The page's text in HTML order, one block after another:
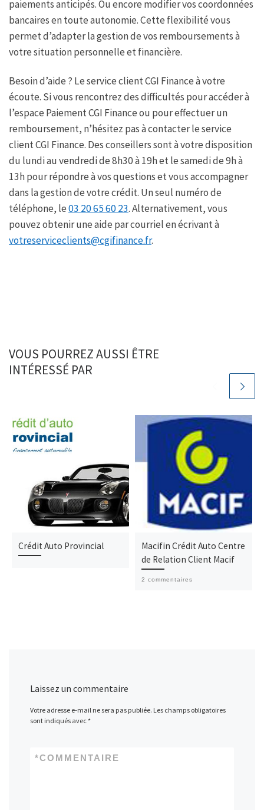
paiements anticipés. Ou encore modifier vos coordonnées
bancaires en toute autonomie. Cette flexibilité vous
permet d’adapter la gestion de vos remboursements à
votre situation personnelle et financière.
Besoin d’aide ? Le service client CGI Finance à votre
écoute. Si vous rencontrez des difficultés pour accéder à
l’espace Paiement CGI Finance ou pour effectuer un
remboursement, n’hésitez pas à contacter le service
client CGI Finance. Des conseillers sont à votre disposition
du lundi au vendredi de 8h30 à 19h et le samedi de 9h à
13h pour répondre à vos questions et vous accompagner
dans la gestion de votre crédit. Un seul numéro de
téléphone, le03 20 65 60 23. Alternativement, vous
pouvez obtenir une aide par courriel en écrivant à
votreserviceclients@cgifinance.fr.
VOUS POURREZ AUSSI ÊTRE
INTÉRESSÉ PAR
Crédit Auto Provincial
Macifin Crédit Auto Centre
de Relation Client Macif
2 commentaires
Laissez un commentaire
Votre adresse e-mail ne sera pas publiée. Les champs obligatoires
sont indiqués avec*
COMMENTAIRE
*